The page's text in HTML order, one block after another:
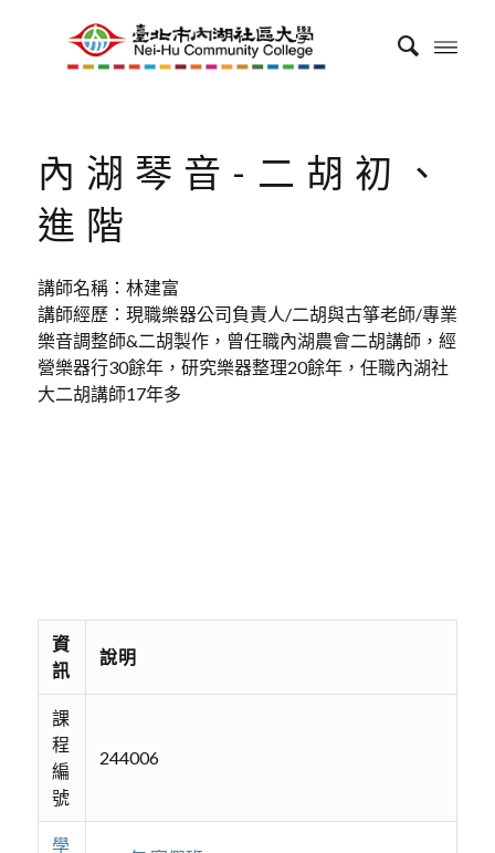
內湖琴音-二胡初、
進階
講師名稱：林建富
講師經歷：現職樂器公司負責人/二胡與古箏老師/專業
樂音調整師&二胡製作，曾任職內湖農會二胡講師，經
營樂器行30餘年，研究樂器整理20餘年，任職內湖社
大二胡講師17年多
資
訊
說明
課
程
編
號
244006
學